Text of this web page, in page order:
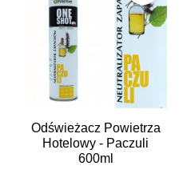
Odświeżacz Powietrza
Hotelowy - Paczuli
600ml